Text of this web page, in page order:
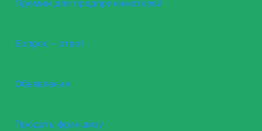
Премии для предпринимателей
Вопрос - ответ
Объявления
Продать франшизу